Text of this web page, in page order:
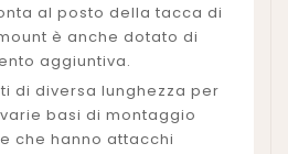
al posto della tacca di
è anche dotato di
aggiuntiva.
di diversa lunghezza per
basi di montaggio
che hanno attacchi